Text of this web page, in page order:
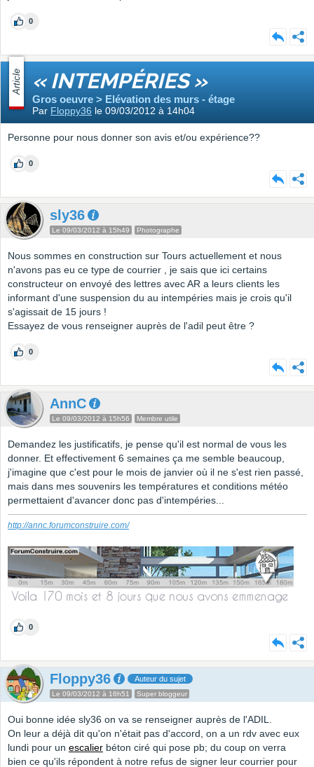
0
Article « INTEMPÉRIES »
Gros oeuvre > Elévation des murs - étage
Par Floppy36 le 09/03/2012 à 14h04
Personne pour nous donner son avis et/ou expérience??
0
sly36
Le 09/03/2012 à 15h49 Photographe
Nous sommes en construction sur Tours actuellement et nous
n'avons pas eu ce type de courrier , je sais que ici certains
constructeur on envoyé des lettres avec AR a leurs clients les
informant d'une suspension du au intempéries mais je crois qu'il
s'agissait de 15 jours !
Essayez de vous renseigner auprès de l'adil peut être ?
0
AnnC
Le 09/03/2012 à 15h56 Membre utile
Demandez les justificatifs, je pense qu'il est normal de vous les
donner. Et effectivement 6 semaines ça me semble beaucoup,
j'imagine que c'est pour le mois de janvier où il ne s'est rien passé,
mais dans mes souvenirs les températures et conditions météo
permettaient d'avancer donc pas d'intempéries...
http://annc.forumconstruire.com/
0
Floppy36 Auteur du sujet
Le 09/03/2012 à 16h51 Super bloggeur
Oui bonne idée sly36 on va se renseigner auprès de l'ADIL.
On leur a déjà dit qu'on n'était pas d'accord, on a un rdv avec eux
lundi pour un escalier béton ciré qui pose pb; du coup on verra
bien ce qu'ils répondent à notre refus de signer leur courrier pour